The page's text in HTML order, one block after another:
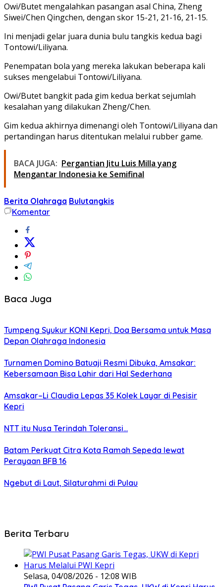
Owi/Butet mengalahkan pasangan asal China, Zheng
Siwei/Chen Qingchen, dengan skor 15-21, 21-16, 21-15.
Ini menjadi gelar juara dunia bulu tangkis kedua bagi
Tontowi/Liliyana.
Penempatan bola yang mereka lakukan beberapa kali
sukses mengelabui Tontowi/Liliyana.
Owi/Butet bangkit pada gim kedua berkat sejumlah
kesalahan yang dilakukan Zheng/Chen.
Gim kedua akhirnya dimenangi oleh Tontowi/Liliyana dan
pertandingan harus ditentukan melalui rubber game.
BACA JUGA: Pergantian Jitu Luis Milla yang
Mengantar Indonesia ke Semifinal
Berita Olahraga Bulutangkis
Komentar
Baca Juga
Tumpeng Syukur KONI Kepri, Doa Bersama untuk Masa
Depan Olahraga Indonesia
Turnamen Domino Batuaji Resmi Dibuka, Amsakar:
Kebersamaan Bisa Lahir dari Hal Sederhana
Amsakar–Li Claudia Lepas 35 Kolek Layar di Pesisir
Kepri
NTT itu Nusa Terindah Toleransi…
Batam Perkuat Citra Kota Ramah Sepeda lewat
Perayaan BFB 16
Ngebut di Laut, Silaturahmi di Pulau
Berita Terbaru
Selasa, 04/08/2026 - 12:08 WIB